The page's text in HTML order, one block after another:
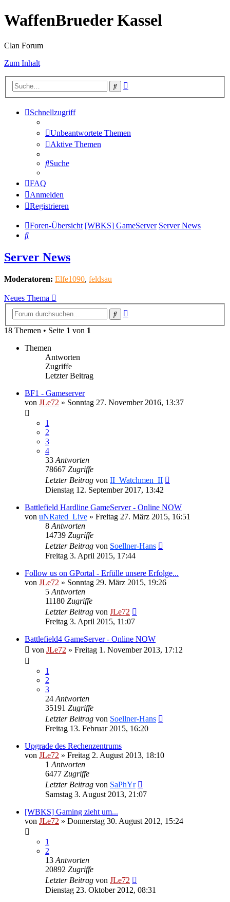
WaffenBrueder Kassel
Clan Forum
Zum Inhalt
Suche
Schnellzugriff
Unbeantwortete Themen
Aktive Themen
Suche
FAQ
Anmelden
Registrieren
Foren-Übersicht [WBKS] GameServer Server News
Suche
Server News
Moderatoren: Elfe1090, feldsau
Neues Thema
Suche
18 Themen • Seite 1 von 1
Themen
Antworten
Zugriffe
Letzter Beitrag
BF1 - Gameserver
von JLe72 » Sonntag 27. November 2016, 13:37
1
2
3
4
33 Antworten
78667 Zugriffe
Letzter Beitrag von II_Watchmen_II
Dienstag 12. September 2017, 13:42
Battlefield Hardline GameServer - Online NOW
von uNRated_Live » Freitag 27. März 2015, 16:51
8 Antworten
14739 Zugriffe
Letzter Beitrag von Soellner-Hans
Freitag 3. April 2015, 17:44
Follow us on GPortal - Erfülle unsere Erfolge...
von JLe72 » Sonntag 29. März 2015, 19:26
5 Antworten
11180 Zugriffe
Letzter Beitrag von JLe72
Freitag 3. April 2015, 11:07
Battlefield4 GameServer - Online NOW
von JLe72 » Freitag 1. November 2013, 17:12
1
2
3
24 Antworten
35191 Zugriffe
Letzter Beitrag von Soellner-Hans
Freitag 13. Februar 2015, 16:20
Upgrade des Rechenzentrums
von JLe72 » Freitag 2. August 2013, 18:10
1 Antworten
6477 Zugriffe
Letzter Beitrag von SaPhYr
Samstag 3. August 2013, 21:07
[WBKS] Gaming zieht um...
von JLe72 » Donnerstag 30. August 2012, 15:24
1
2
13 Antworten
20892 Zugriffe
Letzter Beitrag von JLe72
Dienstag 23. Oktober 2012, 08:31